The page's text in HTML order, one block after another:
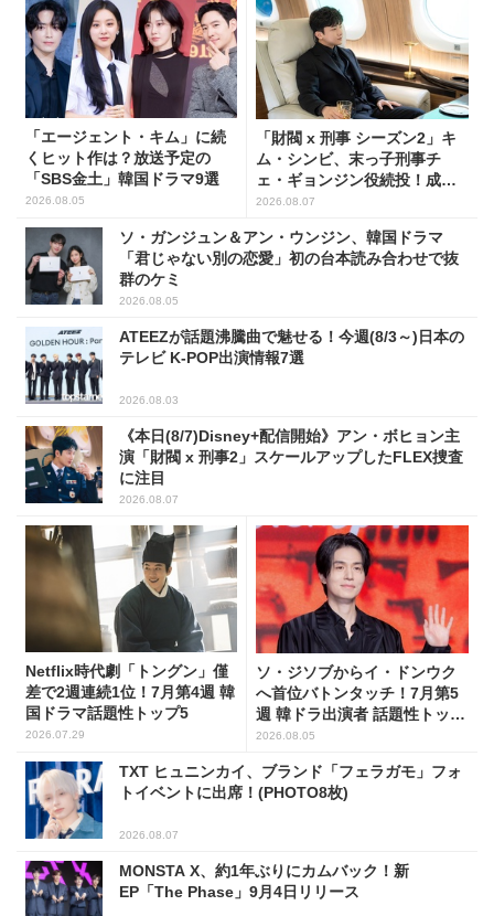
「エージェント・キム」に続
くヒット作は？放送予定の
「SBS金土」韓国ドラマ9選
2026.08.05
「財閥 x 刑事 シーズン2」キ
ム・シンビ、末っ子刑事チ
ェ・ギョンジン役続投！成長
した姿に注目
2026.08.07
ソ・ガンジュン＆アン・ウンジン、韓国ドラマ
「君じゃない別の恋愛」初の台本読み合わせで抜
群のケミ
2026.08.05
ATEEZが話題沸騰曲で魅せる！今週(8/3～)日本の
テレビ K-POP出演情報7選
2026.08.03
《本日(8/7)Disney+配信開始》アン・ボヒョン主
演「財閥 x 刑事2」スケールアップしたFLEX捜査
に注目
2026.08.07
Netflix時代劇「トングン」僅
差で2週連続1位！7月第4週 韓
国ドラマ話題性トップ5
2026.07.29
ソ・ジソブからイ・ドンウク
へ首位バトンタッチ！7月第5
週 韓ドラ出演者 話題性トップ
5
2026.08.05
TXT ヒュニンカイ、ブランド「フェラガモ」フォ
トイベントに出席！(PHOTO8枚)
2026.08.07
MONSTA X、約1年ぶりにカムバック！新
EP「The Phase」9月4日リリース